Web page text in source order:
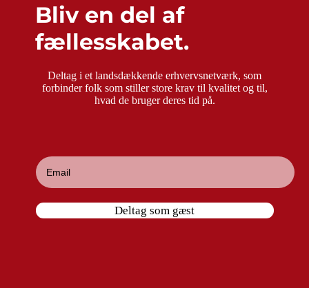
Bliv en del af
fællesskabet.
Deltag i et landsdækkende erhvervsnetværk, som
forbinder folk som stiller store krav til kvalitet og til,
hvad de bruger deres tid på.
Deltag som gæst